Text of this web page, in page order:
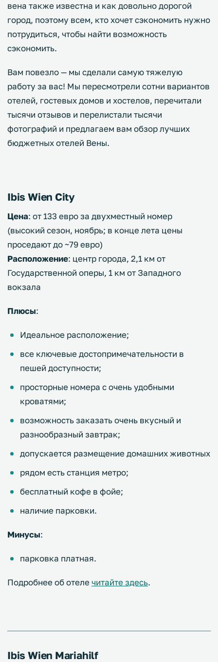
вена также известна и как довольно дорогой
город, поэтому всем, кто хочет сэкономить нужно
потрудиться, чтобы найти возможность
сэкономить.
Вам повезло — мы сделали самую тяжелую
работу за вас! Мы пересмотрели сотни вариантов
отелей, гостевых домов и хостелов, перечитали
тысячи отзывов и перелистали тысячи
фотографий и предлагаем вам обзор лучших
бюджетных отелей Вены.
Ibis Wien City
Цена: от 133 евро за двухместный номер
(высокий сезон, ноябрь; в конце лета цены
проседают до ~79 евро)
Расположение: центр города, 2,1 км от
Государственной оперы, 1 км от Западного
вокзала
Плюсы:
Идеальное расположение;
все ключевые достопримечательности в
пешей доступности;
просторные номера с очень удобными
кроватями;
возможность заказать очень вкусный и
разнообразный завтрак;
допускается размещение домашних животных
рядом есть станция метро;
бесплатный кофе в фойе;
наличие парковки.
Минусы:
парковка платная.
Подробнее об отеле читайте здесь.
Ibis Wien Mariahilf